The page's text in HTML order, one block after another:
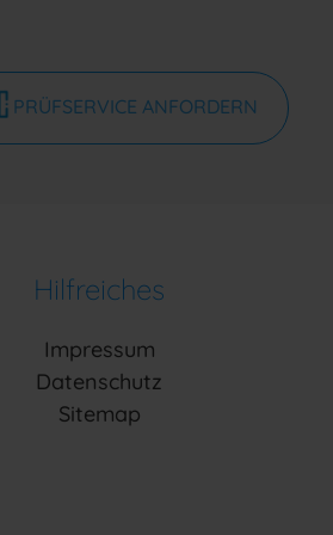
PRÜFSERVICE ANFORDERN
Hilfreiches
Impressum
Datenschutz
Sitemap